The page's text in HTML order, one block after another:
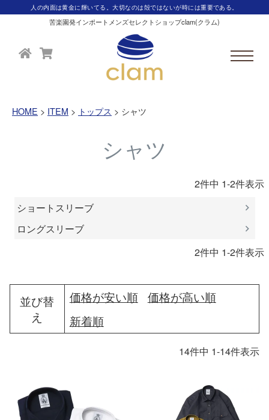
人の内面は黄金に輝いてる。大切なのは殻ではないが時には重要である。
苦楽園発インポートメンズセレクトショップclam(クラム)
HOME ITEM トップス シャツ
シャツ
2件中 1-2件表示
ショートスリーブ
ロングスリーブ
2件中 1-2件表示
並び替
え
価格が安い順
価格が高い順
新着順
14件中 1-14件表示